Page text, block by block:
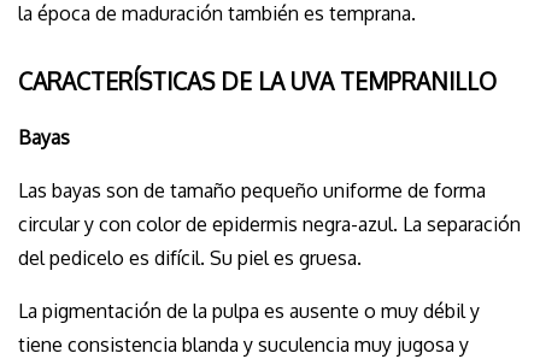
la época de maduración también es temprana.
CARACTERÍSTICAS DE LA UVA TEMPRANILLO
Bayas
Las bayas son de tamaño pequeño uniforme de forma
circular y con color de epidermis negra-azul. La separación
del pedicelo es difícil. Su piel es gruesa.
La pigmentación de la pulpa es ausente o muy débil y
tiene consistencia blanda y suculencia muy jugosa y